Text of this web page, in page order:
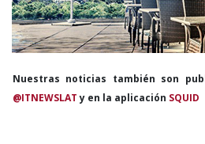
Nuestras noticias también son
@ITNEWSLATy en la aplicación SQUID